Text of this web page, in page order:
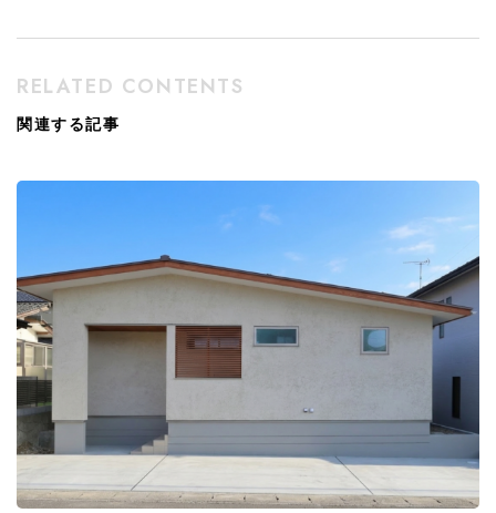
RELATED CONTENTS
関連する記事